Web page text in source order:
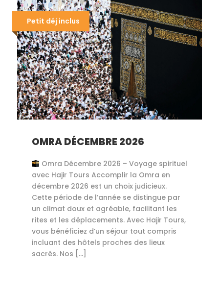
Petit déj inclus
OMRA DÉCEMBRE 2026
Omra Décembre 2026 – Voyage spirituel
avec Hajir Tours Accomplir la Omra en
décembre 2026 est un choix judicieux.
Cette période de l’année se distingue par
un climat doux et agréable, facilitant les
rites et les déplacements. Avec Hajir Tours,
vous bénéficiez d’un séjour tout compris
incluant des hôtels proches des lieux
sacrés. Nos […]